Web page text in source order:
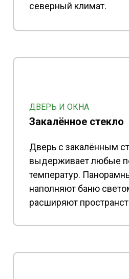
северный климат.
Дверь с закалённым
выдерживает любые
температур.
наполняют баню
расширяют
Закалённое стекло
ДВЕРЬ И ОКНА